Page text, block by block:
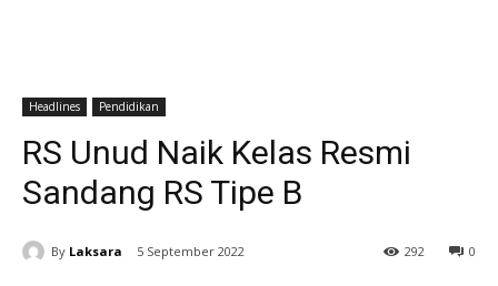
Headlines Pendidikan
RS Unud Naik Kelas Resmi
Sandang RS Tipe B
By Laksara 5 September 2022 0
292